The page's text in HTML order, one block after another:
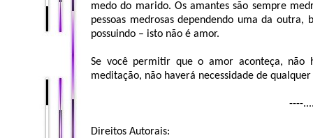
medo do marido. Os amantes são sempre
pessoas medrosas dependendo uma da
possuindo – isto não é amor.
Se você permitir que o amor aconteça, não
meditação, não haverá necessidade de
----
Direitos Autorais: